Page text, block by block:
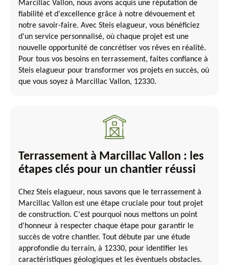
Marcillac Vallon, nous avons acquis une réputation de
fiabilité et d'excellence grâce à notre dévouement et
notre savoir-faire. Avec Steis elagueur, vous bénéficiez
d'un service personnalisé, où chaque projet est une
nouvelle opportunité de concrétiser vos rêves en réalité.
Pour tous vos besoins en terrassement, faites confiance à
Steis elagueur pour transformer vos projets en succès, où
que vous soyez à Marcillac Vallon, 12330.
Terrassement à Marcillac Vallon : les
étapes clés pour un chantier réussi
Chez Steis elagueur, nous savons que le terrassement à
Marcillac Vallon est une étape cruciale pour tout projet
de construction. C'est pourquoi nous mettons un point
d'honneur à respecter chaque étape pour garantir le
succès de votre chantier. Tout débute par une étude
approfondie du terrain, à 12330, pour identifier les
caractéristiques géologiques et les éventuels obstacles.